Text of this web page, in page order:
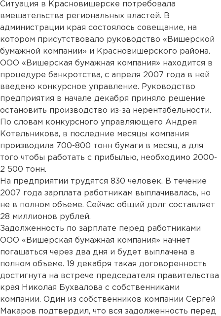
Ситуация в Красновишерске потребовала
вмешательства региональных властей. В
администрации края состоялось совещание, на
котором присутствовало руководство «Вишерской
бумажной компании» и Красновишерского района.
ООО «Вишерская бумажная компания» находится в
процедуре банкротства, с апреля 2007 года в ней
введено конкурсное управление. Руководство
предприятия в начале декабря приняло решение
остановить производство из-за нерентабельности.
По словам конкурсного управляющего Андрея
Котельникова, в последние месяцы компания
производила 700-800 тонн бумаги в месяц, а для
того чтобы работать с прибылью, необходимо 2000-
2 500 тонн.
На предприятии трудятся 830 человек. В течение
2007 года зарплата работникам выплачивалась, но
не в полном объеме. Сейчас общий долг составляет
28 миллионов рублей.
Задолженность по зарплате перед работниками
ООО «Вишерская бумажная компания» начнет
погашаться через два дня и будет выплачена в
полном объеме. 19 декабря такая договоренность
достигнута на встрече председателя правительства
края Николая Бухвалова с собственниками
компании. Один из собственников компании Сергей
Макаров подтвердил, что вся задолженность перед